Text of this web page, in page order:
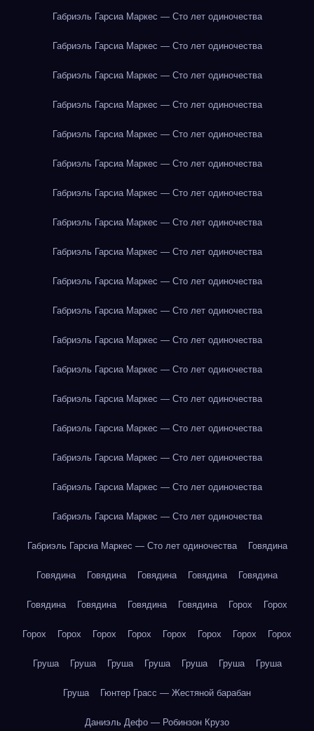
Габриэль Гарсиа Маркес — Сто лет одиночества
Габриэль Гарсиа Маркес — Сто лет одиночества
Габриэль Гарсиа Маркес — Сто лет одиночества
Габриэль Гарсиа Маркес — Сто лет одиночества
Габриэль Гарсиа Маркес — Сто лет одиночества
Габриэль Гарсиа Маркес — Сто лет одиночества
Габриэль Гарсиа Маркес — Сто лет одиночества
Габриэль Гарсиа Маркес — Сто лет одиночества
Габриэль Гарсиа Маркес — Сто лет одиночества
Габриэль Гарсиа Маркес — Сто лет одиночества
Габриэль Гарсиа Маркес — Сто лет одиночества
Габриэль Гарсиа Маркес — Сто лет одиночества
Габриэль Гарсиа Маркес — Сто лет одиночества
Габриэль Гарсиа Маркес — Сто лет одиночества
Габриэль Гарсиа Маркес — Сто лет одиночества
Габриэль Гарсиа Маркес — Сто лет одиночества
Габриэль Гарсиа Маркес — Сто лет одиночества
Габриэль Гарсиа Маркес — Сто лет одиночества
Габриэль Гарсиа Маркес — Сто лет одиночества Говядина
Говядина Говядина Говядина Говядина Говядина
Говядина Говядина Говядина Говядина Горох Горох
Горох Горох Горох Горох Горох Горох Горох Горох
Груша Груша Груша Груша Груша Груша Груша
Груша Гюнтер Грасс — Жестяной барабан
Даниэль Дефо — Робинзон Крузо